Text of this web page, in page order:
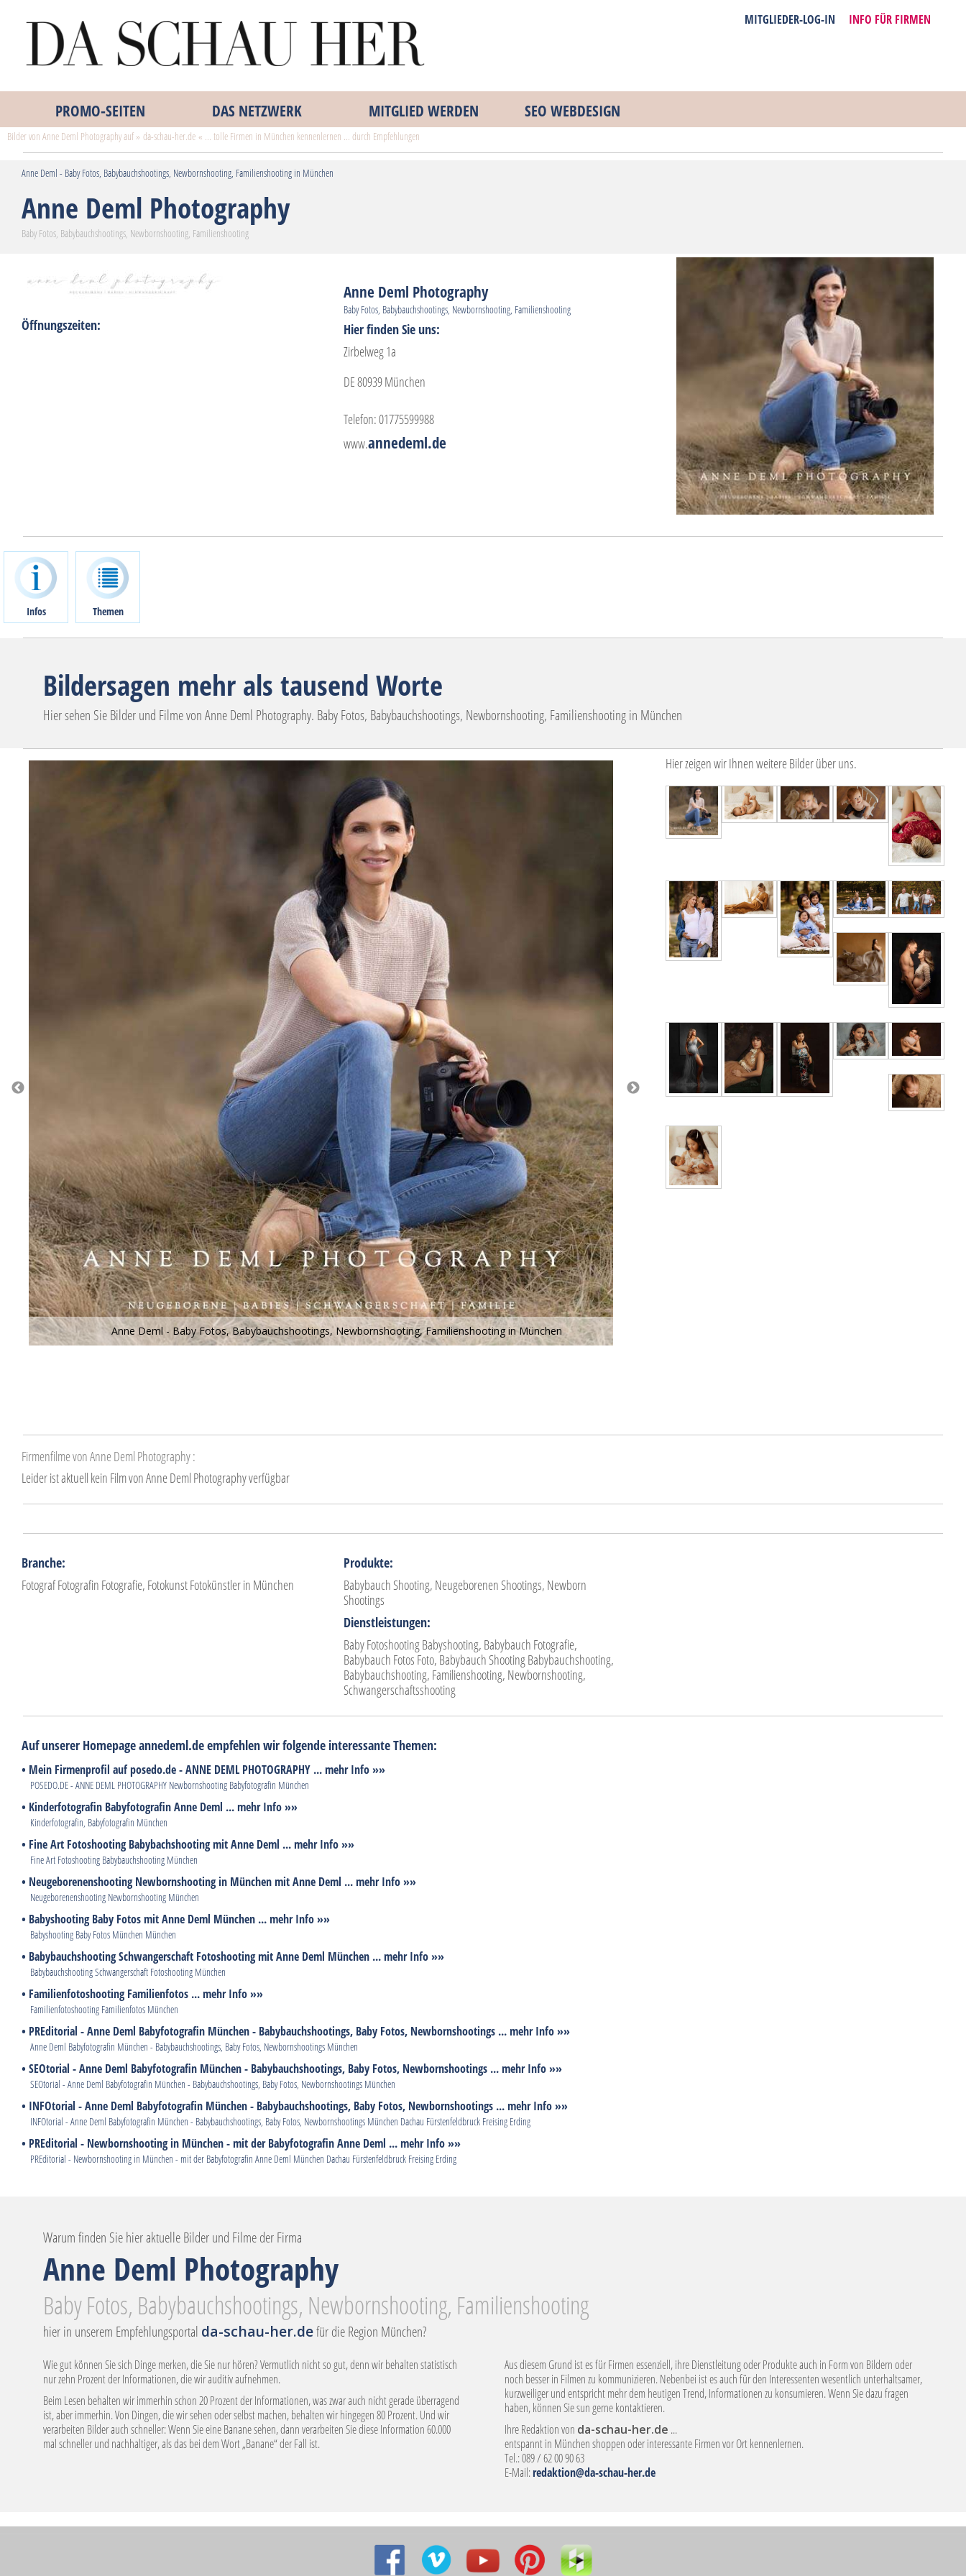
MITGLIEDER-LOG-IN INFO FÜR FIRMEN
PROMO‑SEITEN DAS NETZWERK MITGLIED WERDEN SEO WEBDESIGN
Bilder von Anne Deml Photography auf » da-schau-her.de « ... tolle Firmen in München kennenlernen ... durch Empfehlungen
Anne Deml - Baby Fotos, Babybauchshootings, Newbornshooting, Familienshooting in München
Anne Deml Photography
Baby Fotos, Babybauchshootings, Newbornshooting, Familienshooting
Öffnungszeiten:
Anne Deml Photography
Baby Fotos, Babybauchshootings, Newbornshooting, Familienshooting
Hier finden Sie uns:
Zirbelweg 1a
DE 80939 München
Telefon: 01775599988
www.annedeml.de
Infos Themen
Bildersagen mehr als tausend Worte
Hier sehen Sie Bilder und Filme von Anne Deml Photography. Baby Fotos, Babybauchshootings, Newbornshooting, Familienshooting in München
Anne Deml - Baby Fotos, Babybauchshootings, Newbornshooting, Familienshooting in München
Hier zeigen wir Ihnen weitere Bilder über uns.
Firmenfilme von Anne Deml Photography :
Leider ist aktuell kein Film von Anne Deml Photography verfügbar
Branche:
Fotograf Fotografin Fotografie, Fotokunst Fotokünstler in München
Produkte:
Babybauch Shooting, Neugeborenen Shootings, Newborn
Shootings
Dienstleistungen:
Baby Fotoshooting Babyshooting, Babybauch Fotografie,
Babybauch Fotos Foto, Babybauch Shooting Babybauchshooting,
Babybauchshooting, Familienshooting, Newbornshooting,
Schwangerschaftsshooting
Auf unserer Homepage annedeml.de empfehlen wir folgende interessante Themen:
• Mein Firmenprofil auf posedo.de - ANNE DEML PHOTOGRAPHY ... mehr Info »»
POSEDO.DE - ANNE DEML PHOTOGRAPHY Newbornshooting Babyfotografin München
• Kinderfotografin Babyfotografin Anne Deml ... mehr Info »»
Kinderfotografin, Babyfotografin München
• Fine Art Fotoshooting Babybachshooting mit Anne Deml ... mehr Info »»
Fine Art Fotoshooting Babybauchshooting München
• Neugeborenenshooting Newbornshooting in München mit Anne Deml ... mehr Info »»
Neugeborenenshooting Newbornshooting München
• Babyshooting Baby Fotos mit Anne Deml München ... mehr Info »»
Babyshooting Baby Fotos München München
• Babybauchshooting Schwangerschaft Fotoshooting mit Anne Deml München ... mehr Info »»
Babybauchshooting Schwangerschaft Fotoshooting München
• Familienfotoshooting Familienfotos ... mehr Info »»
Familienfotoshooting Familienfotos München
• PREditorial - Anne Deml Babyfotografin München - Babybauchshootings, Baby Fotos, Newbornshootings ... mehr Info »»
Anne Deml Babyfotografin München - Babybauchshootings, Baby Fotos, Newbornshootings München
• SEOtorial - Anne Deml Babyfotografin München - Babybauchshootings, Baby Fotos, Newbornshootings ... mehr Info »»
SEOtorial - Anne Deml Babyfotografin München - Babybauchshootings, Baby Fotos, Newbornshootings München
• INFOtorial - Anne Deml Babyfotografin München - Babybauchshootings, Baby Fotos, Newbornshootings ... mehr Info »»
INFOtorial - Anne Deml Babyfotografin München - Babybauchshootings, Baby Fotos, Newbornshootings München Dachau Fürstenfeldbruck Freising Erding
• PREditorial - Newbornshooting in München - mit der Babyfotografin Anne Deml ... mehr Info »»
PREditorial - Newbornshooting in München - mit der Babyfotografin Anne Deml München Dachau Fürstenfeldbruck Freising Erding
Warum finden Sie hier aktuelle Bilder und Filme der Firma
Anne Deml Photography
Baby Fotos, Babybauchshootings, Newbornshooting, Familienshooting
hier in unserem Empfehlungsportal da-schau-her.defür die Region München?
Wie gut können Sie sich Dinge merken, die Sie nur hören? Vermutlich nicht so gut, denn wir behalten statistisch
nur zehn Prozent der Informationen, die wir auditiv aufnehmen.
Beim Lesen behalten wir immerhin schon 20 Prozent der Informationen, was zwar auch nicht gerade überragend
ist, aber immerhin. Von Dingen, die wir sehen oder selbst machen, behalten wir hingegen 80 Prozent. Und wir
verarbeiten Bilder auch schneller: Wenn Sie eine Banane sehen, dann verarbeiten Sie diese Information 60.000
mal schneller und nachhaltiger, als das bei dem Wort „Banane“ der Fall ist.
Aus diesem Grund ist es für Firmen essenziell, ihre Dienstleitung oder Produkte auch in Form von Bildern oder
noch besser in Filmen zu kommunizieren. Nebenbei ist es auch für den Interessenten wesentlich unterhaltsamer,
kurzweiliger und entspricht mehr dem heutigen Trend, Informationen zu konsumieren. Wenn Sie dazu fragen
haben, können Sie sun gerne kontaktieren.
Ihre Redaktion von da-schau-her.de ...
entspannt in München shoppen oder interessante Firmen vor Ort kennenlernen.
Tel.: 089 / 62 00 90 63
E-Mail:redaktion@da-schau-her.de